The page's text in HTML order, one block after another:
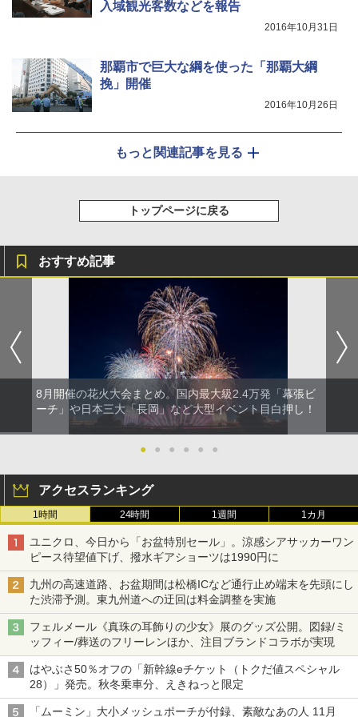
入域観光客数などを報告
2016年10月31日
那覇市で巨大な綱を使った「那覇大綱
挽」開催
2016年10月26日
もっと関連記事を見る
トップページに戻る
おすすめ記事
8月開催の花火大会まとめ。国内最大級2.4万発「幕張ビ
ーチ」や日本三大「長岡」など大型イベント目白押し！
● ● ● ● ● ●
アクセスランキング
1時間 24時間 1週間 1カ月
ユニクロ、今日から「お盆特別セール」。涼感シアサッカーワン
ピース待望値下げ、撥水ギアショーツは1990円に
九州の高速道路、お盆期間は松橋ICなど通行止め端末を先頭にし
た渋滞予測。東九州道への迂回は料金調整を実施
フェルメール《真珠の耳飾りの少女》展のグッズ公開。図録/ミ
ッフィー/葬送のフリーレンほか、注目ブランドコラボが実現
はやぶさ50％オフの「新幹線eチケット（トクだ値スペシャル
28）」発売。秋冬乗車分、えきねっと限定
「ムーミン」大小メッシュポーチが付録、素敵なあの人 11月